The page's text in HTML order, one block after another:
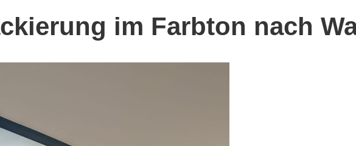
im Farbton nach